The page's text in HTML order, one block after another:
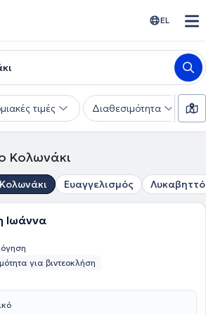
EL
τιμές Διαθεσιμότητα
Κολωνάκι
Κολωνάκι Ευαγγελισμός
Ιωάννα
για βιντεοκλήση